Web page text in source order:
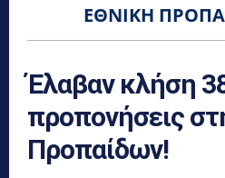
ΕΘΝΙΚΉ
Έλαβαν κλήση
προπονήσεις
Προπαίδων!